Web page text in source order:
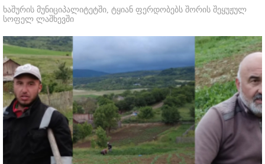
ხაშურის მუნიციპალიტეტში, ტყიან ფერდობებს შორის შეყუჟულ
სოფელ ლაშხევში